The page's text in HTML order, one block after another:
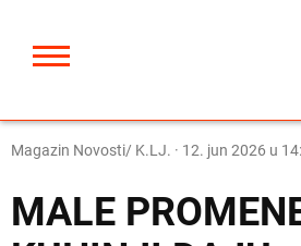
Magazin Novosti/ K.LJ. · 12. jun 2026 u
MALE